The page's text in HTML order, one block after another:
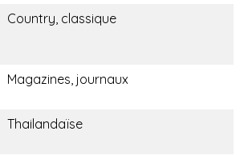
Country, classique
Magazines, journaux
Thailandaïse